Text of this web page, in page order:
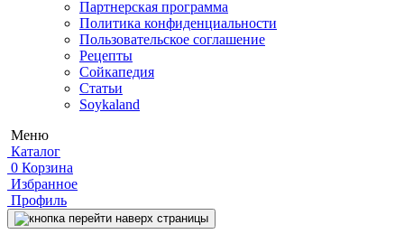
Партнерская программа
Политика конфиденциальности
Пользовательское соглашение
Рецепты
Сойкапедия
Статьи
Soykaland
Меню
Каталог
0 Корзина
Избранное
Профиль